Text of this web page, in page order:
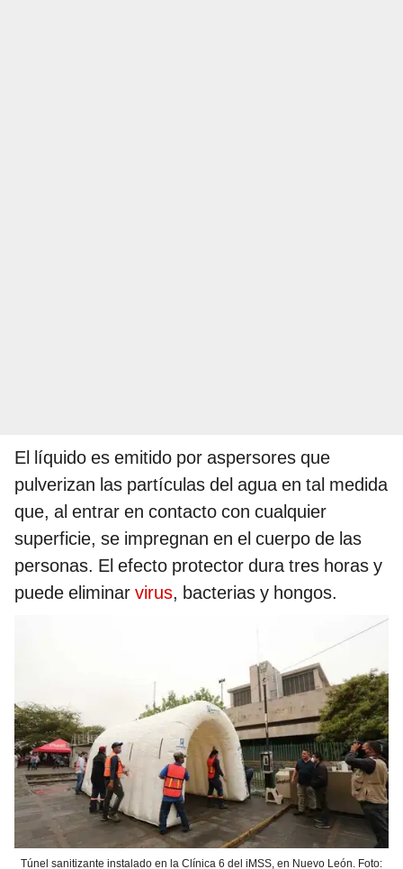
El líquido es emitido por aspersores que
pulverizan las partículas del agua en tal medida
que, al entrar en contacto con cualquier
superficie, se impregnan en el cuerpo de las
personas. El efecto protector dura tres horas y
puede eliminar virus, bacterias y hongos.
Túnel sanitizante instalado en la Clínica 6 del iMSS, en Nuevo León. Foto: